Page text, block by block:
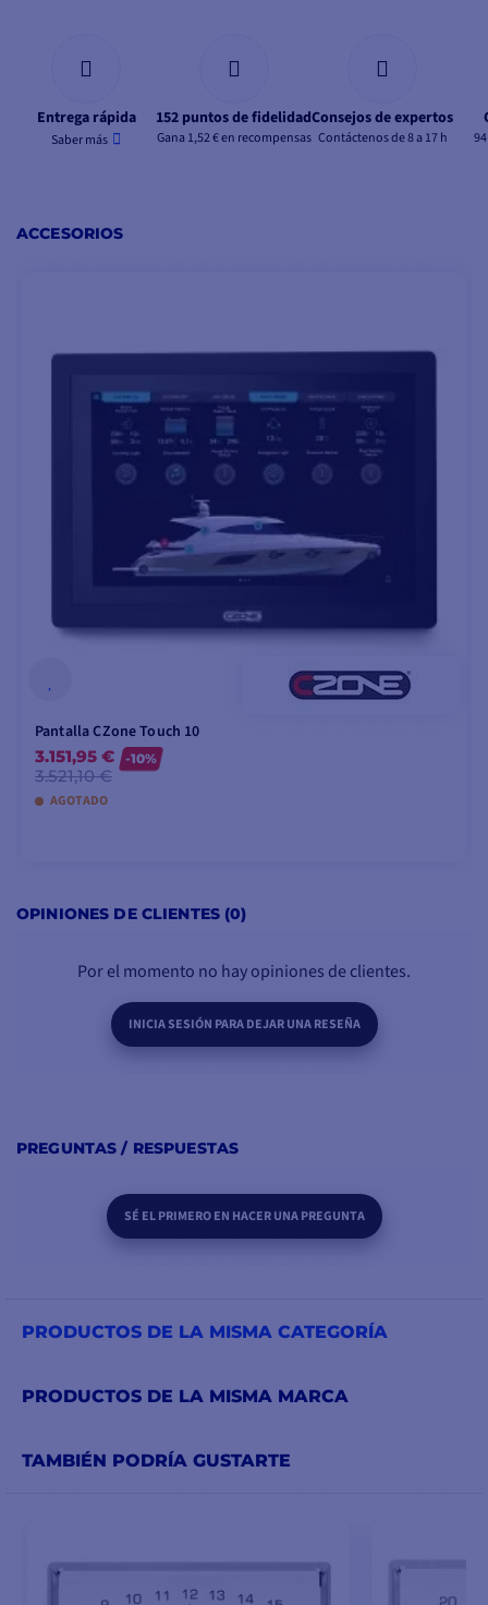
Entrega rápida
Saber más
152 puntos de fidelidad
Gana 1,52 € en recompensas
Consejos de expertos
Contáctenos de 8 a 17 h
ACCESORIOS
Pantalla CZone Touch 10
3.151,95 €
3.521,10 €
-10%
AGOTADO
OPINIONES DE CLIENTES (0)
Por el momento no hay opiniones de clientes.
INICIA SESIÓN PARA DEJAR UNA RESEÑA
PREGUNTAS / RESPUESTAS
SÉ EL PRIMERO EN HACER UNA PREGUNTA
PRODUCTOS DE LA MISMA CATEGORÍA
PRODUCTOS DE LA MISMA MARCA
TAMBIÉN PODRÍA GUSTARTE